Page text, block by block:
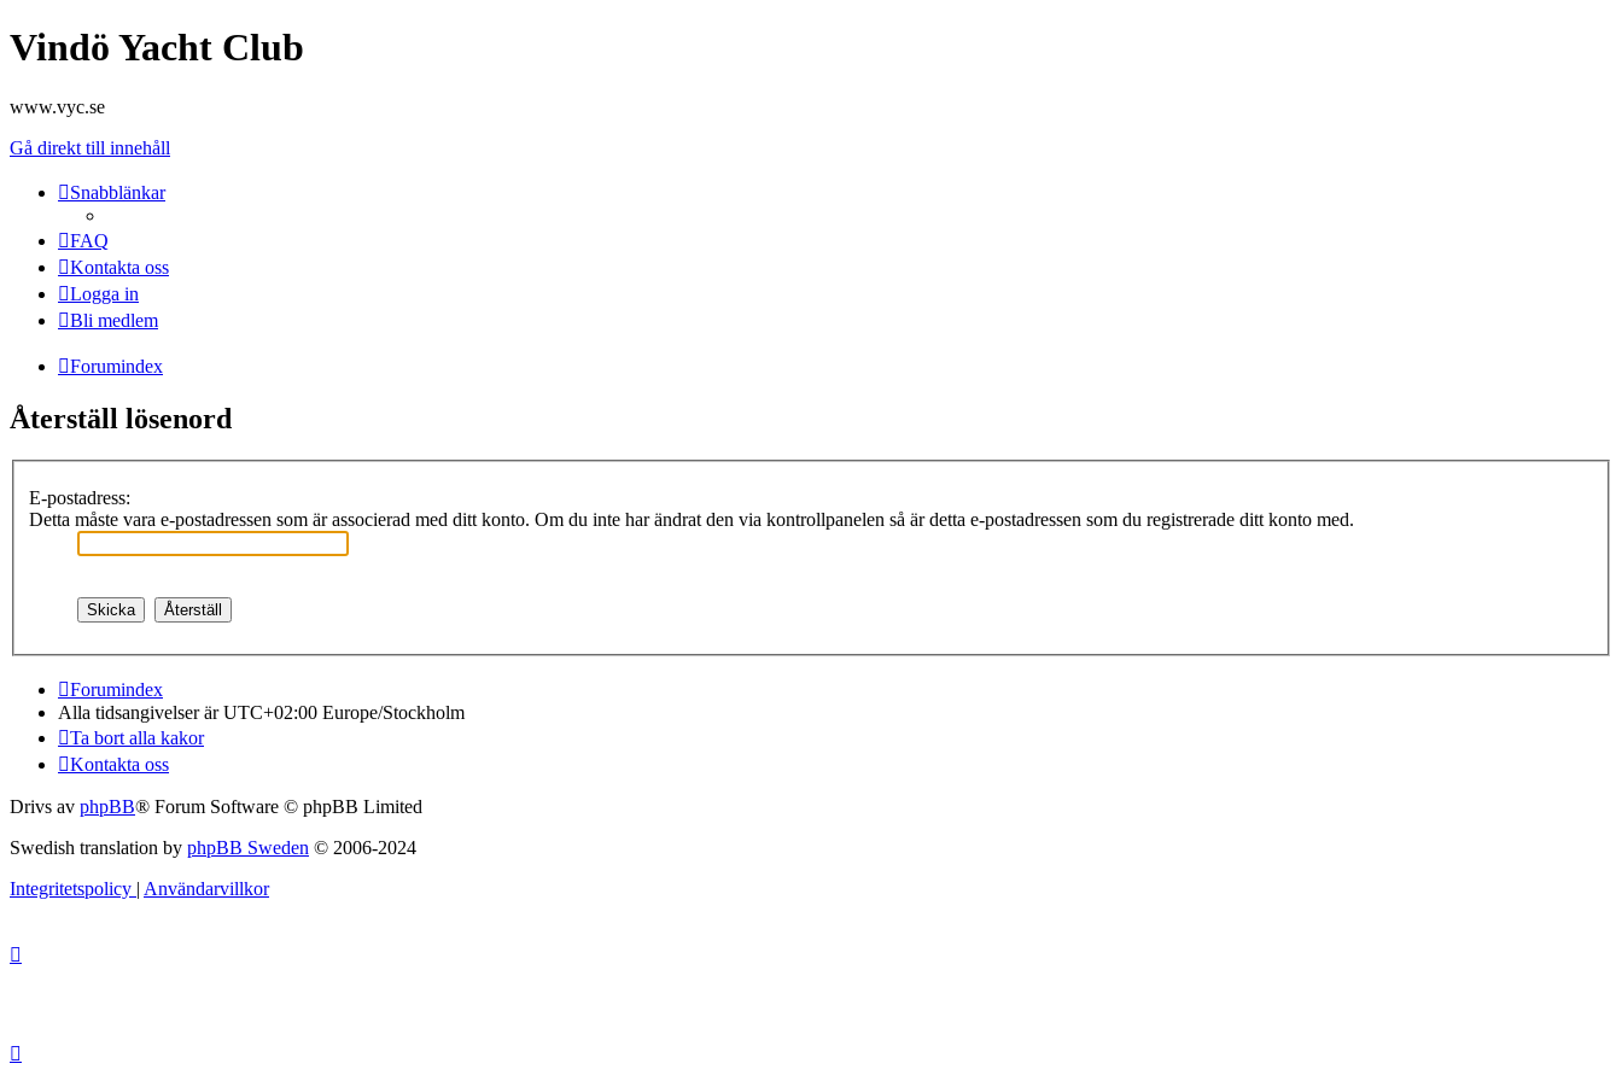
Vindö Yacht Club
www.vyc.se
Gå direkt till innehåll
Snabblänkar
FAQ
Kontakta oss
Logga in
Bli medlem
Forumindex
Återställ lösenord
E-postadress:
Detta måste vara e-postadressen som är associerad med ditt konto. Om du inte har ändrat den via kontrollpanelen så är detta e-postadressen som du registrerade ditt konto med.
Forumindex
Alla tidsangivelser är UTC+02:00 Europe/Stockholm
Ta bort alla kakor
Kontakta oss
Drivs av phpBB® Forum Software © phpBB Limited
Swedish translation by phpBB Sweden © 2006-2024
Integritetspolicy | Användarvillkor